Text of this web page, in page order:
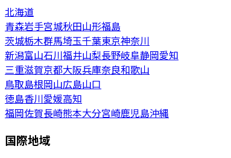
北海道
青森岩手宮城秋田山形福島
茨城栃木群馬埼玉千葉東京神奈川
新潟富山石川福井山梨長野岐阜静岡愛知
三重滋賀京都大阪兵庫奈良和歌山
鳥取島根岡山広島山口
徳島香川愛媛高知
福岡佐賀長崎熊本大分宮崎鹿児島沖縄
国際地域